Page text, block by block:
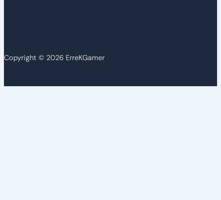
Copyright © 2026 ErreKGamer